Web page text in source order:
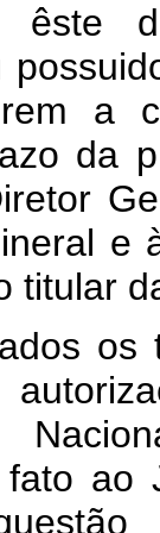
a
da
e
titular
os
fato ao